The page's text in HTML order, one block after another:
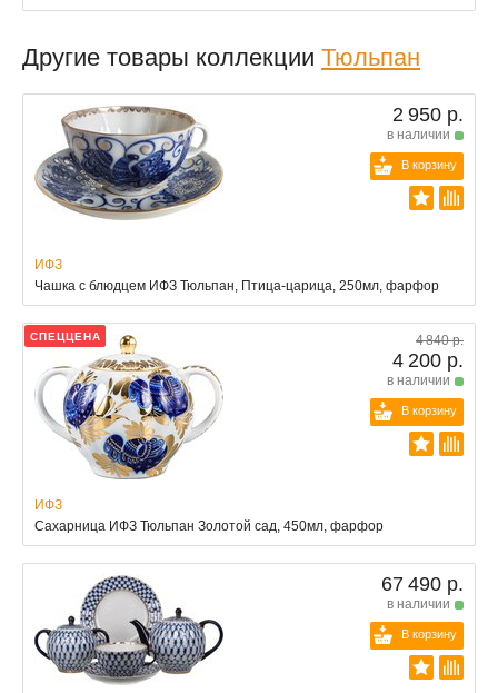
Другие товары коллекции Тюльпан
2 950 р.
в наличии
В корзину
ИФЗ
Чашка с блюдцем ИФЗ Тюльпан, Птица-царица, 250мл, фарфор
СПЕЦЦЕНА 4 840 р.
4 200 р.
в наличии
В корзину
ИФЗ
Сахарница ИФЗ Тюльпан Золотой сад, 450мл, фарфор
67 490 р.
в наличии
В корзину